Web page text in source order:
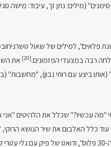
(מילים: נתן זך, עיבוד: מישה
"שושנת פלאים", למילים של שאול
רבה במצעדי הפזמונים.[20]
את
ביצע עם רותי נבון), "מחשבות"
"מה עכשיו?" שכלל את הלהיטים
עוד כלל האלבום את שיר הנושא
באלבום "פיק"), "שיר לבני ה-30 פלוס",